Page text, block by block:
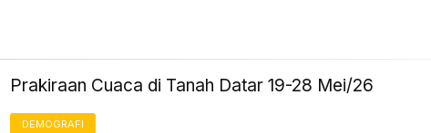
Prakiraan Cuaca di Tanah Datar 19-28 Mei/26
DEMOGRAFI